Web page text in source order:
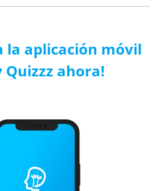
la aplicación móvil
Quizzz ahora!